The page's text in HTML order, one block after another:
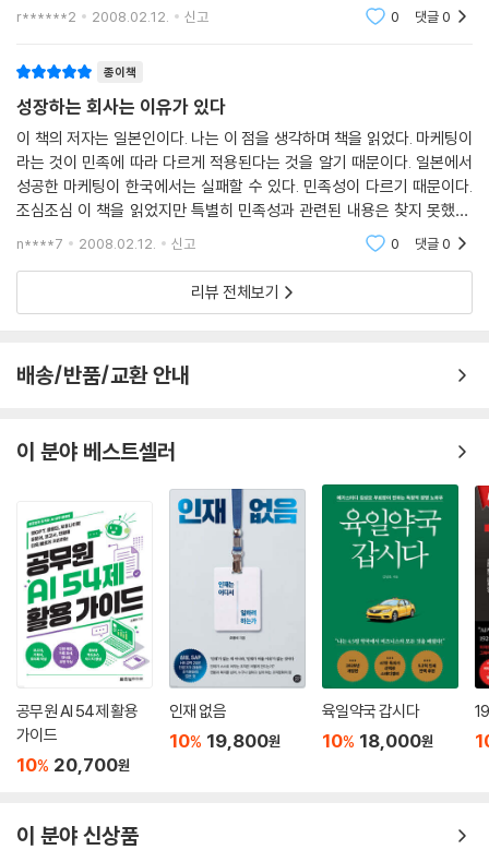
을 수 있는 분량이었다. 이런 부류의 책을 좋아하기는 하지만 간혹 빈 내용
r******2 2008.02.12. 신고 0 댓글0
종이책
성장하는 회사는 이유가 있다
이 책의 저자는 일본인이다. 나는 이 점을 생각하며 책을 읽었다. 마케팅이
라는 것이 민족에 따라 다르게 적용된다는 것을 알기 때문이다. 일본에서
성공한 마케팅이 한국에서는 실패할 수 있다. 민족성이 다르기 때문이다.
조심조심 이 책을 읽었지만 특별히 민족성과 관련된 내용은 찾지 못했다.
번역을 하며 수정을 했거나 뺐었을 수도 있지만 아무튼 이 책은 우리 민족
n****7 2008.02.12. 신고 0 댓글0
리뷰 전체보기
배송/반품/교환 안내
이 분야 베스트셀러
공무원 AI 54제 활용
가이드
10% 20,700원
인재 없음
10% 19,800원
육일약국 갑시다
10% 18,000원
이 분야 신상품